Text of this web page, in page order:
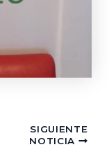
SIGUIENTE
NOTICIA